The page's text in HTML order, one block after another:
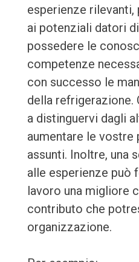
esperienze
ai potenziali datori
possedere le
competenze
con successo le
della refrigerazione.
a distinguervi dagli
aumentare le
assunti. Inoltre, una
alle esperienze può
lavoro una migliore
contributo che
organizzazione.